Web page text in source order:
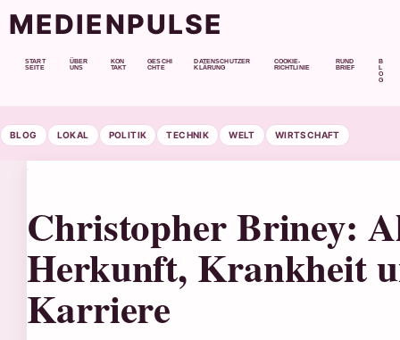
MEDIENPULSE
START
SEITE
ÜBER
UNS
KON
TAKT
GESCHI
CHTE
DATENSCHUTZER
KLÄRUNG
COOKIE-
RICHTLINIE
RUND
BRIEF
B
O
G
BLOG LOKAL POLITIK TECHNIK WELT WIRTSCHAFT
Christopher Briney:
Herkunft, Krankheit
Karriere